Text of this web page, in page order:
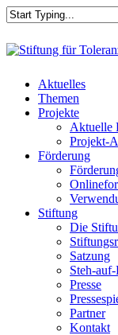
Skip
to
main
content
Close
search
Menu
Aktuelles
Themen
Projekte
Aktuelle
Projekt-
Förderung
Stiftung
Die
Satzung
Steh-auf-
Presse
Partner
Kontakt